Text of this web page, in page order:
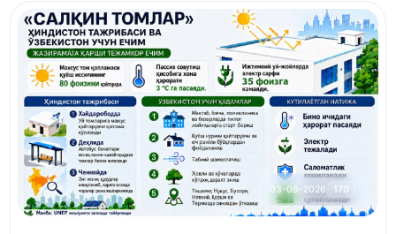
03-08-2026 170